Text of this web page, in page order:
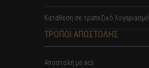
Κατάθεση σε τραπεζικό λογαριασμό
ΤΡΟΠΟΙ ΑΠΟΣΤΟΛΗΣ
Αποστολή με acs